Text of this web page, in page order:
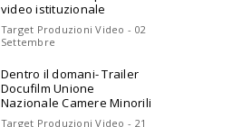
video istituzionale
Target Produzioni Video - 02
Settembre
Dentro il domani- Trailer
Docufilm Unione
Nazionale Camere Minorili
Target Produzioni Video - 21